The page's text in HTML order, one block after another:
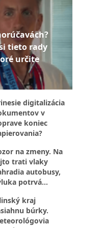
tieto rady
určite
digitalizácia
v
koniec
na zmeny. Na
trati vlaky
autobusy,
potrvá
kraj
búrky.